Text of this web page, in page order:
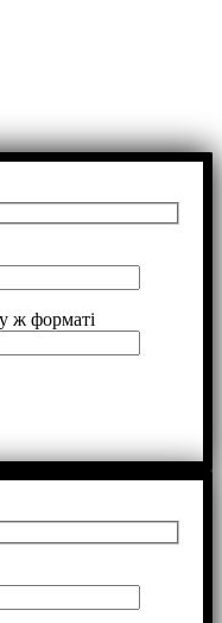
ж форматі